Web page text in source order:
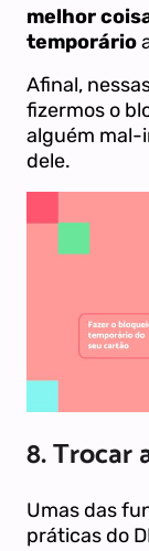
melhor
temporário
Afinal,
fizermos o
alguém mal-
dele.
8. Trocar
Umas das
práticas do